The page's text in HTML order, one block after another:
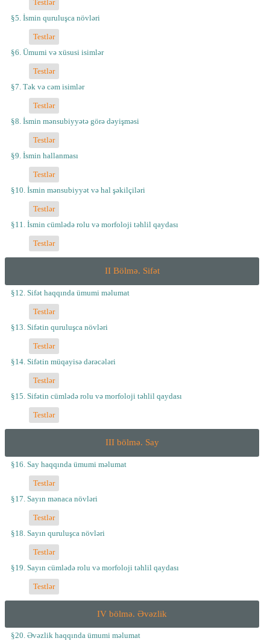
Testlər
§5. İsmin quruluşca növləri
Testlər
§6. Ümumi və xüsusi isimlər
Testlər
§7. Tək və cəm isimlər
Testlər
§8. İsmin mənsubiyyətə görə dəyişməsi
Testlər
§9. İsmin hallanması
Testlər
§10. İsmin mənsubiyyət və hal şəkilçiləri
Testlər
§11. İsmin cümlədə rolu və morfoloji təhlil qaydası
Testlər
II Bölmə. Sifət
§12. Sifət haqqında ümumi məlumat
Testlər
§13. Sifətin quruluşca növləri
Testlər
§14. Sifətin müqayisə dərəcələri
Testlər
§15. Sifətin cümlədə rolu və morfoloji təhlil qaydası
Testlər
III bölmə. Say
§16. Say haqqında ümumi məlumat
Testlər
§17. Sayın mənaca növləri
Testlər
§18. Sayın quruluşca növləri
Testlər
§19. Sayın cümlədə rolu və morfoloji təhlil qaydası
Testlər
IV bölmə. Əvəzlik
§20. Əvəzlik haqqında ümumi məlumat